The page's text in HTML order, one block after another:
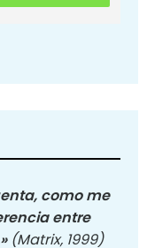
como me
entre
(Matrix, 1999)